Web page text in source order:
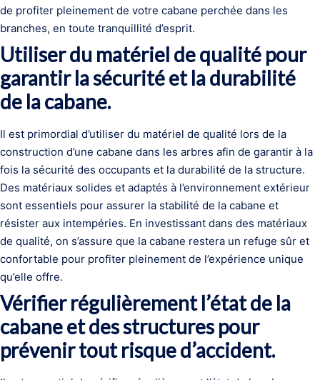
de profiter pleinement de votre cabane perchée dans les
branches, en toute tranquillité d’esprit.
Utiliser du matériel de qualité pour
garantir la sécurité et la durabilité
de la cabane.
Il est primordial d’utiliser du matériel de qualité lors de la
construction d’une cabane dans les arbres afin de garantir à la
fois la sécurité des occupants et la durabilité de la structure.
Des matériaux solides et adaptés à l’environnement extérieur
sont essentiels pour assurer la stabilité de la cabane et
résister aux intempéries. En investissant dans des matériaux
de qualité, on s’assure que la cabane restera un refuge sûr et
confortable pour profiter pleinement de l’expérience unique
qu’elle offre.
Vérifier régulièrement l’état de la
cabane et des structures pour
prévenir tout risque d’accident.